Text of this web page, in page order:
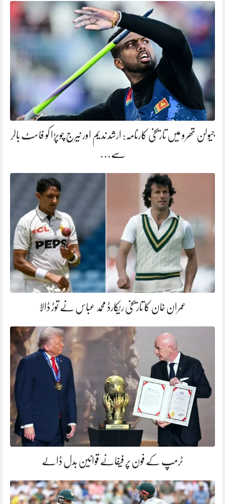
جیولن تھرو میں تاریخی کارنامہ: ارشد ندیم اور نیرج چوپڑا کو فاسٹ بالر
سے…
عمران خان کا تاریخی ریکارڈ محمد عباس نے توڑ ڈالا
ٹرمپ کے فون پر فیفانے قوانین بدل ڈالے